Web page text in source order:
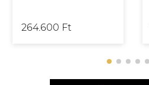
264.600 Ft